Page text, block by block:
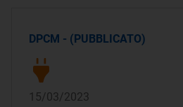
DPCM - (PUBBLICATO)
15/03/2023